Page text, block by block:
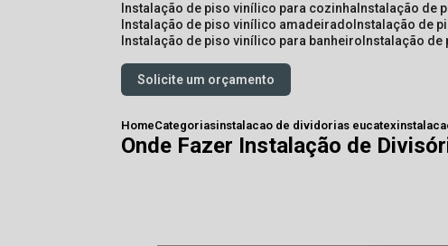
instalação de piso vinílico para cozinha instalação de
instalação de piso vinílico amadeirado instalação de
instalação de piso vinílico para banheiro instalação
Solicite um orçamento
HomeCategoriasinstalacao de dividorias eucatex
Onde Fazer Instalação de